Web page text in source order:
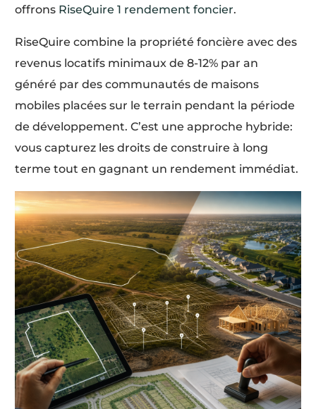
offrons RiseQuire 1 rendement foncier.
RiseQuire combine la propriété foncière avec des
revenus locatifs minimaux de 8-12% par an
généré par des communautés de maisons
mobiles placées sur le terrain pendant la période
de développement. C’est une approche hybride:
vous capturez les droits de construire à long
terme tout en gagnant un rendement immédiat.